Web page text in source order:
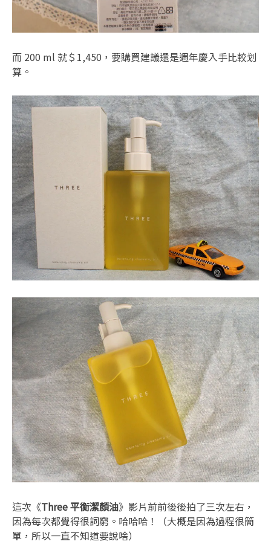
而 200 ml 就＄1,450，要購買建議還是週年慶入手比較划
算。
這次《Three 平衡潔顏油》影片前前後後拍了三次左右，
因為每次都覺得很詞窮。哈哈哈！（大概是因為過程很簡
單，所以一直不知道要說啥）